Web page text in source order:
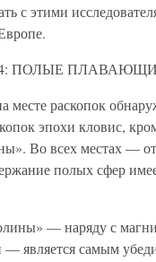
с этими
ПОЛЫЕ
месте раскопок
эпохи кловис,
Во всех местах —
полых сфер
— наряду с
— является самым